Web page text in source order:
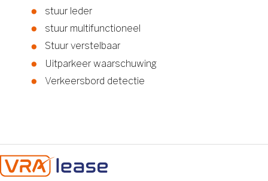
stuur leder
stuur multifunctioneel
Stuur verstelbaar
Uitparkeer waarschuwing
Verkeersbord detectie